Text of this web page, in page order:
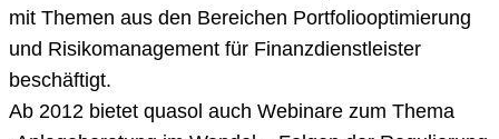
mit Themen aus den Bereichen Portfoliooptimierung
und Risikomanagement für Finanzdienstleister
beschäftigt.
Ab 2012 bietet quasol auch Webinare zum Thema